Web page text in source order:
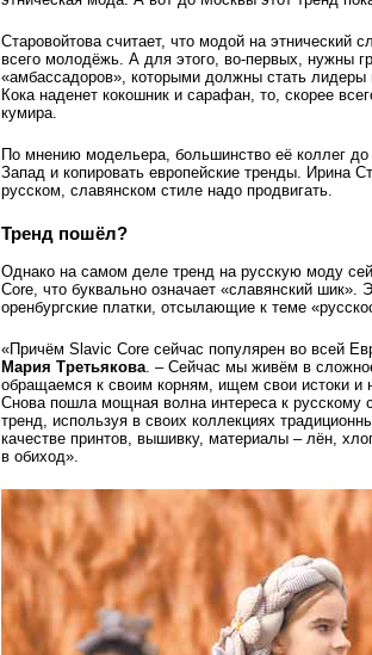
Старовойтова считает, что модой на этнический
всего молодёжь. А для этого, во-первых, нужны
«амбассадоров», которыми должны стать
Кока наденет кокошник и сарафан, то, скорее
кумира.
По мнению модельера, большинство её коллег
Запад и копировать европейские тренды. Ирина
русском, славянском стиле надо продвигать.
Тренд пошёл?
Однако на самом деле тренд на русскую моду
Core, что буквально означает «славянский
оренбургские платки, отсылающие к теме
«Причём Slavic Core сейчас популярен во всей
Мария Третьякова. – Сейчас мы живём в
обращаемся к своим корням, ищем свои истоки и
Снова пошла мощная волна интереса к русскому
тренд, используя в своих коллекциях
качестве принтов, вышивку, материалы – лён,
в обиход».